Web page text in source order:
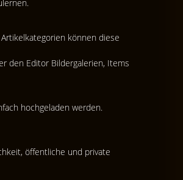
können diese
den Editor Bildergalerien, Items
hochgeladen werden.
öffentliche und private